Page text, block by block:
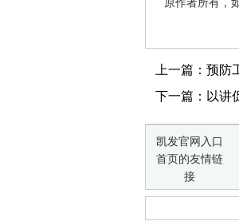
原作者所有，
上一篇：预防
下一篇：以讲
凯发官网入口
首页的友情链
接